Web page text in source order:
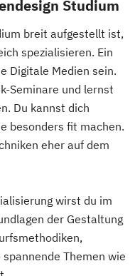
Studium
breit aufgestellt ist,
spezialisieren. Ein
Digitale Medien sein.
Seminare und lernst
Du kannst dich
besonders fit machen.
eher auf dem
wirst du im
der Gestaltung
Themen wie